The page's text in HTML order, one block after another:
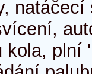
kola, plní